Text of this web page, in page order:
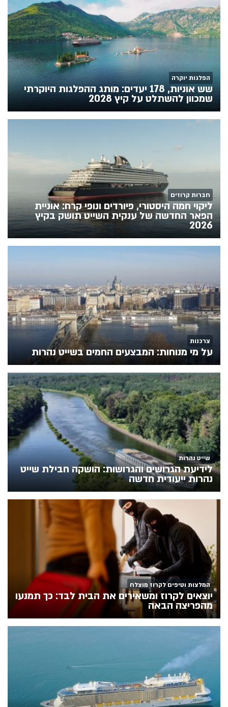
הפלגות יוקרה
שש אוניות, 178 יעדים: מותג ההפלגות היוקרתי
שמכוון להשתלט על קיץ 2028
חברות קרוזים
ליקוי חמה היסטורי, פיורדים ונופי קרח: אוניית
הפאר החדשה של ענקית השייט תושק בקיץ
2026
צרכנות
על מי מנוחות: המבצעים החמים בשייט נהרות
שייט נהרות
לידיעת הגרושים והגרושות: הושקה חבילת שייט
נהרות ייעודית חדשה
המלצות וטיפים לקרוז מוצלח
יוצאים לקרוז ומשאירים את הבית לבד: כך תמנעו
מהפריצה הבאה